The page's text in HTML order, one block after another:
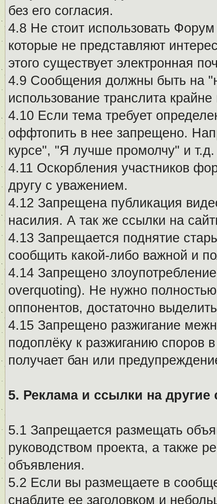
без его согласия.
4.8 Не стоит использовать
которые не представляют
этого существует электронная
4.9 Сообщения должны быть на
использование транслита
4.10 Если тема требует
оффтопить в нее запрещено.
курсе", "Я лучше промолчу" и
4.11 Оскорбления участников
другу с уважением.
4.12 Запрещена публикация
насилия. А так же ссылки на
4.13 Запрещается поднятие
сообщить какой-либо важной и
4.14 Запрещено
overquoting). Не нужно
оппонентов, достаточно
4.15 Запрещено разжигание
подоплёку к разжиганию споров
получает бан или
5. Реклама и ссылки на другие
5.1 Запрещается размещать
руководством проекта, а также
объявления.
5.2 Если вы размещаете в
снабдите ее заголовком и